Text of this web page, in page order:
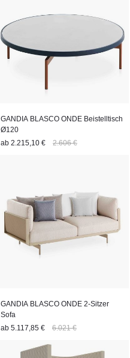
GANDIA BLASCO ONDE Beistelltisch
Ø120
ab 2.215,10 € 2.606 €
GANDIA BLASCO ONDE 2-Sitzer
Sofa
ab 5.117,85 € 6.021 €